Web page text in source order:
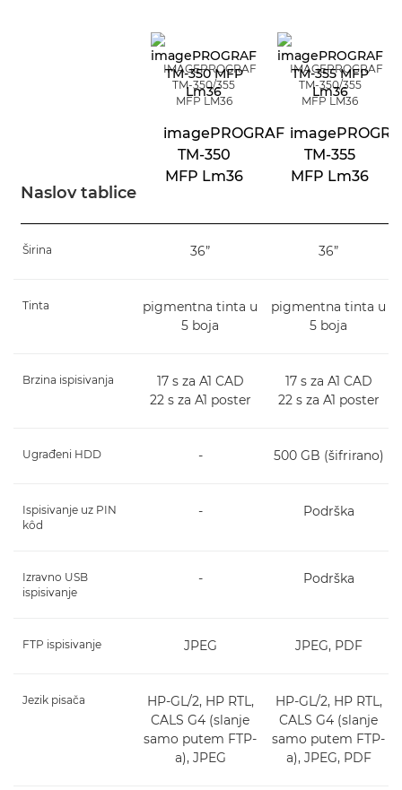
Naslov tablice
IMAGEPROGRAF
TM-350/355
MFP LM36
imagePROGRAF
TM-350
MFP Lm36
IMAGEPROGRAF
TM-350/355
MFP LM36
TM-355
MFP Lm36
Širina 36” 36”
Tinta
pigmentna tinta u
5 boja
pigmentna tinta u
5 boja
Brzina ispisivanja
17 s za A1 CAD
22 s za A1 poster
17 s za A1 CAD
22 s za A1 poster
Ugrađeni HDD - 500 GB (šifrirano)
Ispisivanje uz PIN
kôd
- Podrška
Izravno USB
ispisivanje
- Podrška
FTP ispisivanje JPEG JPEG, PDF
Jezik pisača
HP-GL/2, HP RTL,
CALS G4 (slanje
samo putem FTP-
a), JPEG
HP-GL/2, HP RTL,
CALS G4 (slanje
samo putem FTP-
a), JPEG, PDF